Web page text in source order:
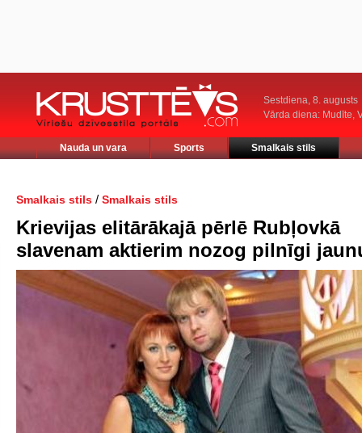
Sestdiena, 8. augusts
Vārda diena: Mudīte,
Nauda un vara Sports Smalkais stils
Smalkais stils / Smalkais stils
Krievijas elitārākajā pērlē Rubļovkā
slavenam aktierim nozog pilnīgi